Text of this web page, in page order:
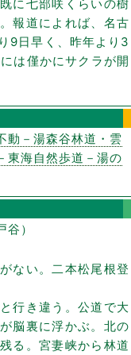
に七部咲くらいの樹
報道によれば、名古
9日早く、昨年より3
は僅かにサクラが開
動－湯森谷林道・雲
東海自然歩道－湯の
）
ない。二本松尾根登
行き違う。公道で大
脳裏に浮かぶ。北の
る。宮妻峡から林道